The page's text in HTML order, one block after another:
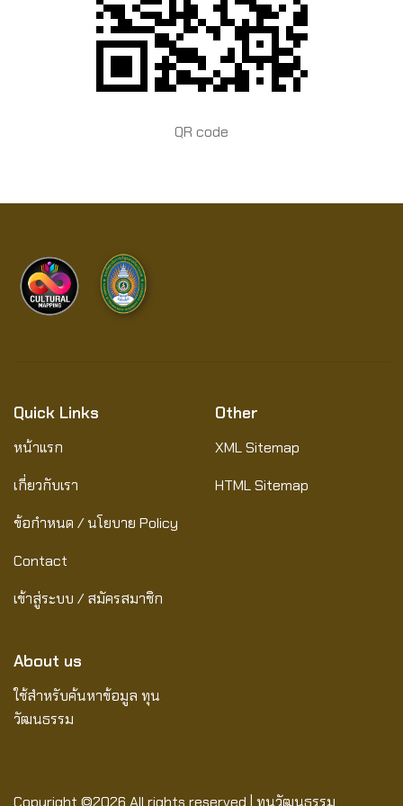
QR code
Quick Links
หน้าแรก
เกี่ยวกับเรา
ข้อกำหนด / นโยบาย Policy
Contact
เข้าสู่ระบบ / สมัครสมาชิก
Other
XML Sitemap
HTML Sitemap
About us
ใช้สำหรับค้นหาข้อมูล ทุน
วัฒนธรรม
Copyright ©2026 All rights reserved | ทุนวัฒนธรรม